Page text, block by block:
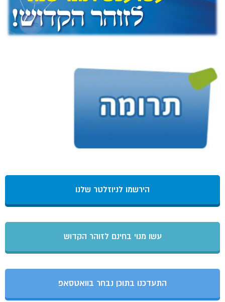
הירשמו לניוזלטר שלנו
עשו מנוי בחינם לזוהר הקדוש
התעדכנו בתוכן נבחר בוואטסאפ